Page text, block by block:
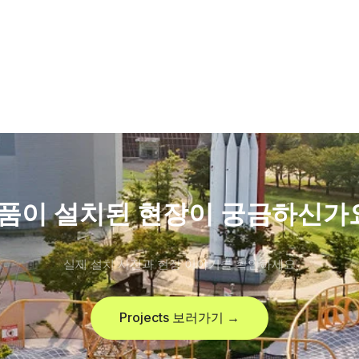
이 설치된 현장이 궁금하신가
실제 설치 사진과 현장 이야기를 확인하세요
Projects 보러가기 →